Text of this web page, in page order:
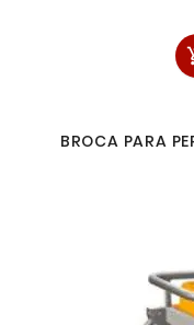
BROCA PARA